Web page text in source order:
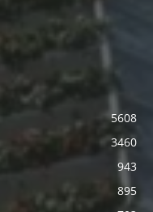
5608
3460
943
895